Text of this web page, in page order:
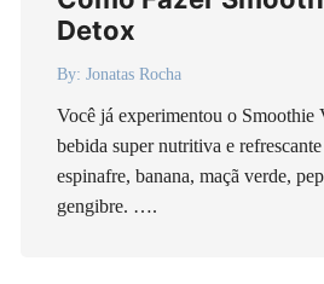
Detox
By: Jonatas Rocha
Você já experimentou o Smoothie
bebida super nutritiva e
espinafre, banana, maçã verde,
gengibre. ….